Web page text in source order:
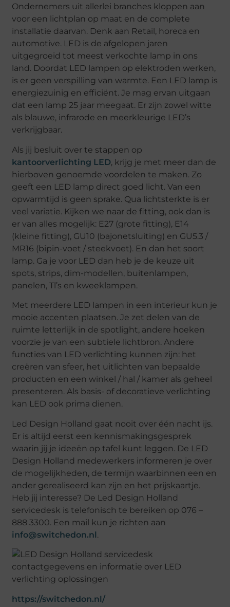
Ondernemers uit allerlei branches kloppen aan
voor een lichtplan op maat en de complete
installatie daarvan. Denk aan Retail, horeca en
automotive. LED is de afgelopen jaren
uitgegroeid tot meest verkochte lamp in ons
land. Doordat LED lampen op elektroden werken,
is er geen verspilling van warmte. Een LED lamp is
energiezuinig en efficiënt. Je mag ervan uitgaan
dat een lamp 25 jaar meegaat. Er zijn zowel witte
als blauwe, infrarode en meerkleurige LED’s
verkrijgbaar.
Als jij besluit over te stappen op
kantoorverlichting LED, krijg je met meer dan de
hierboven genoemde voordelen te maken. Zo
geeft een LED lamp direct goed licht. Van een
opwarmtijd is geen sprake. Qua lichtsterkte is er
veel variatie. Kijken we naar de fitting, ook dan is
er van alles mogelijk: E27 (grote fitting), E14
(kleine fitting), GU10 (bajonetsluiting) en GU5.3 /
MR16 (bipin-voet / steekvoet). En dan het soort
lamp. Ga je voor LED dan heb je de keuze uit
spots, strips, dim-modellen, buitenlampen,
panelen, Tl’s en kweeklampen.
Met meerdere LED lampen in een interieur kun je
mooie accenten plaatsen. Je zet delen van de
ruimte letterlijk in de spotlight, andere hoeken
voorzie je van een subtiele lichtbron. Andere
functies van LED verlichting kunnen zijn: het
creëren van sfeer, het uitlichten van bepaalde
producten en een winkel / hal / kamer als geheel
presenteren. Als basis- of decoratieve verlichting
kan LED ook prima dienen.
Led Design Holland gaat nooit over één nacht ijs.
Er is altijd eerst een kennismakingsgesprek
waarin jij je ideeën op tafel kunt leggen. De LED
Design Holland medewerkers informeren je over
de mogelijkheden, de termijn waarbinnen een en
ander gerealiseerd kan zijn en het prijskaartje.
Heb jij interesse? De Led Design Holland
servicedesk is telefonisch te bereiken op 076 –
888 3300. Een mail kun je richten aan
info@switchedon.nl.
https://switchedon.nl/